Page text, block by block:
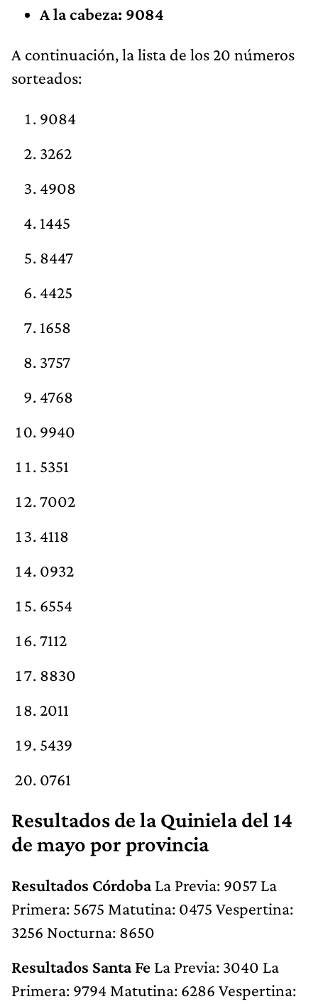
A la cabeza: 9084
A continuación, la lista de los 20 números
sorteados:
9084
3262
4908
1445
8447
4425
1658
3757
4768
9940
5351
7002
4118
0932
6554
7112
8830
2011
5439
0761
Resultados de la Quiniela del 14
de mayo por provincia
Resultados CórdobaLa Previa: 9057 La
Primera: 5675 Matutina: 0475 Vespertina:
3256 Nocturna: 8650
Resultados Santa Fe La Previa: 3040 La
Primera: 9794 Matutina: 6286 Vespertina: